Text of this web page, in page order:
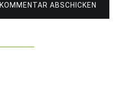
KOMMENTAR ABSCHICKEN